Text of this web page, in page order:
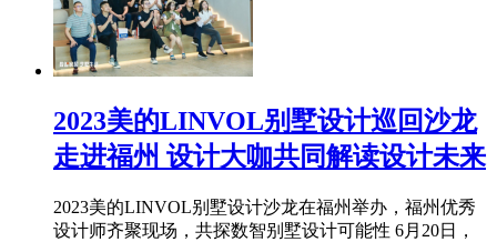
2023美的LINVOL别墅设计巡回沙龙
走进福州 设计大咖共同解读设计未来
2023美的LINVOL别墅设计沙龙在福州举办，福州优秀
设计师齐聚现场，共探数智别墅设计可能性 6月20日，